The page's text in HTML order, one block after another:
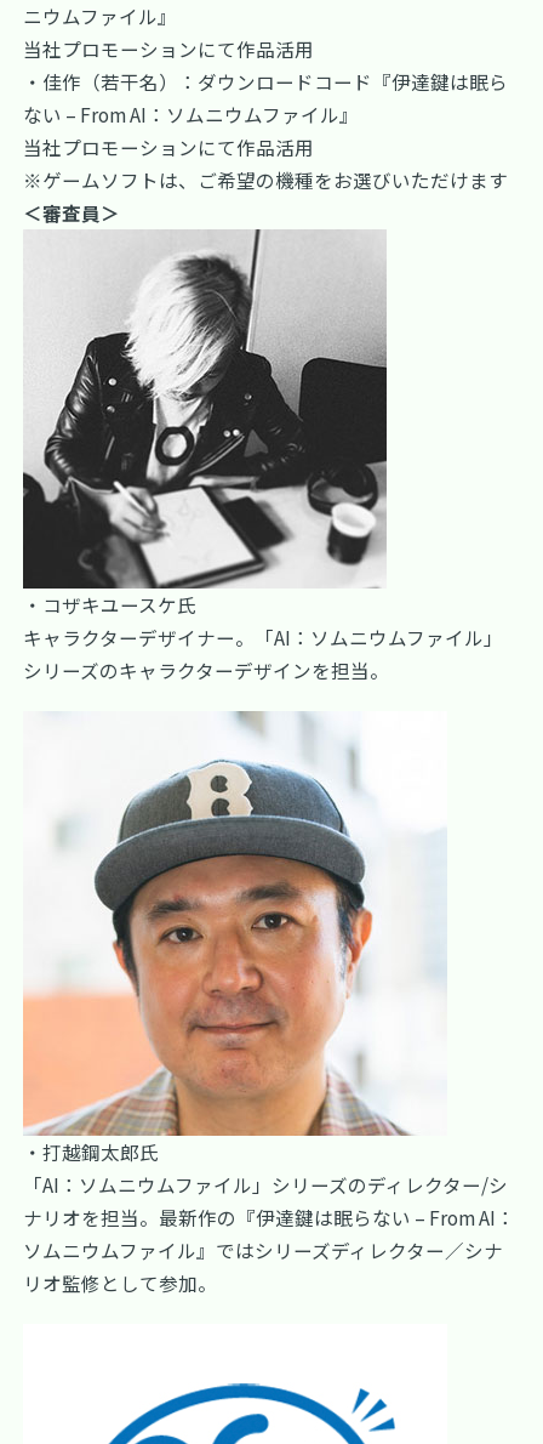
ニウムファイル』
当社プロモーションにて作品活用
・佳作（若干名）：ダウンロードコード『伊達鍵は眠ら
ない – From AI：ソムニウムファイル』
当社プロモーションにて作品活用
※ゲームソフトは、ご希望の機種をお選びいただけます
＜審査員＞
・コザキユースケ氏
キャラクターデザイナー。「AI：ソムニウムファイル」
シリーズのキャラクターデザインを担当。
・打越鋼太郎氏
「AI：ソムニウムファイル」シリーズのディレクター/シ
ナリオを担当。最新作の『伊達鍵は眠らない – From AI：
ソムニウムファイル』ではシリーズディレクター／シナ
リオ監修として参加。